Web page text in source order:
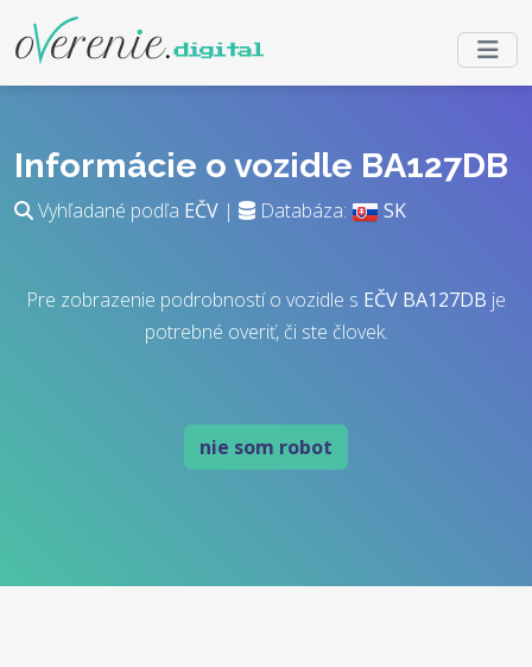
Informácie o vozidle BA127DB
Vyhľadané podľa EČV | Databáza: SK
Pre zobrazenie podrobností o vozidle s EČV BA127DB je
potrebné overiť, či ste človek.
nie som robot